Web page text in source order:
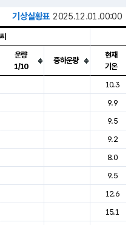
기상실황표 2025.12.01.00:00
강수, 바람, 기압등을 안내한 표입
운량
1/10
중하운량
현재
기온
10.3
9.9
9.5
9.2
8.0
9.5
12.6
15.1